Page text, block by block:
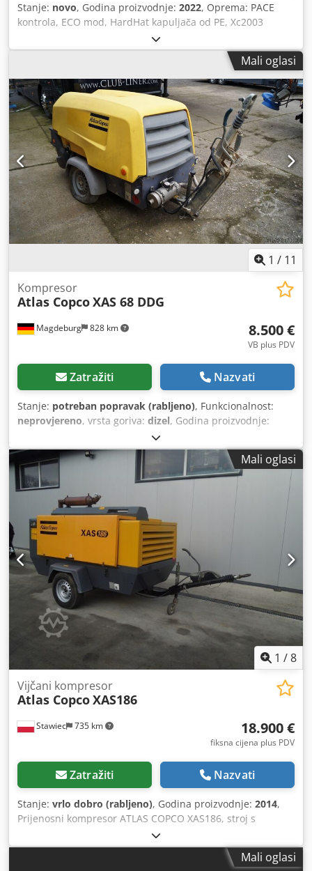
Stanje: novo, Godina proizvodnje: 2022, Oprema: PACE
kontrola, ECO mod, HardHat kapuljača od PE, Xc2003
kontrola Minimalna temperatura: -10 °C Baza dimenzija:
4844 x 1807 x 1892 mm (D x Š x V) Brzina rasterećenja:
1500 o/min Nazivna brzina pri punom opterećenju: 1960
o/min Maksimalna temperatura okoline: 45 °C Snaga
motora: 104 kW Protok zraka (FAD): 10,9-9,7 m³/min Codpjii
U R Dsfx Ahfjrf Raspon radnog tlaka: 5-14 bara Fleksibilna
kontrola tlaka i protoka kompresora: PACE Proizvođač /
model motora: John Deere / 4045HI551 Tretman
komprimiranog zraka koji se sastoji od: naknadnog
hladnjaka komprimiranog zraka, separatora vode i PD
filtera Razina emisije: Razina V Broj cilindara: 4
Mali oglasi
1 / 11
Magdeburg 828 km
Kompresor
Atlas CopcoXAS 68 DDG
8.500 €
VB plus PDV
Zatražiti Nazvati
Stanje: potreban popravak (rabljeno), Funkcionalnost:
neprovjereno, vrsta goriva: dizel, Godina proizvodnje:
, Kompresor Atlas Copco XAS 68
DDG, godina proizvodnje 2017., 1154 radnih sati, protok
zraka 3,5 m³, agregat za nuždu 12,5 kVA, priključci 1 x 230
V, 2 x 400 V, serijski broj YA3064303H0461812, osovina
savijena, kompresor inače ispravan, ABE/registracija
prisutna. Crjdey Aktaopfx Ahfof
Mali oglasi
1 /8
Stawiec 735 km
Vijčani kompresor
Atlas CopcoXAS186
18.900 €
fiksna cijena plus PDV
Zatražiti Nazvati
Stanje: vrlo dobro (rabljeno), Godina proizvodnje: 2014,
Prijenosni kompresor ATLAS COPCO XAS186, stroj s
krajnjim hladnjakom, nakon kompletnog servisa. Tehnički
podaci: Kapacitet: 11,10 m3/min; Radni tlak: 7 bar; Godina
proizvodnje: 2014. Motor: DEUTZ Radni sati: Kompresor
Mali oglasi